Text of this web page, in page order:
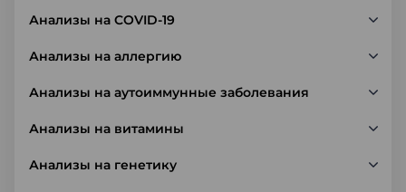
Анализы на COVID-19
Анализы на аллергию
Анализы на аутоиммунные заболевания
Анализы на витамины
Анализы на генетику